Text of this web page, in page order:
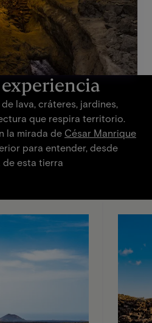
lava, cráteres, jardines,
que respira territorio.
la mirada de César Manrique
para entender, desde
de esta tierra